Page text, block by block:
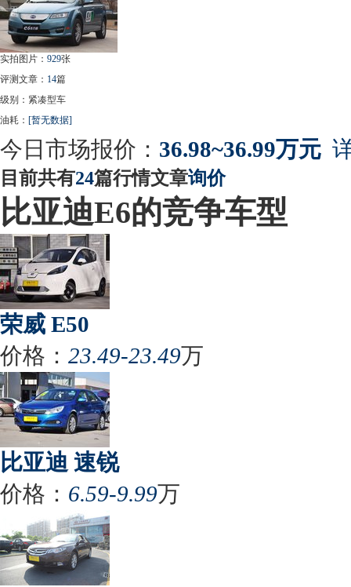
实拍图片： 929张
评测文章： 14篇
级别：紧凑型车
油耗： [暂无数据]
今日市场报价： 36.98~36.99万元
目前共有24篇行情文章询价
比亚迪E6的竞争车型
荣威 E50
价格： 23.49-23.49万
比亚迪 速锐
价格： 6.59-9.99万